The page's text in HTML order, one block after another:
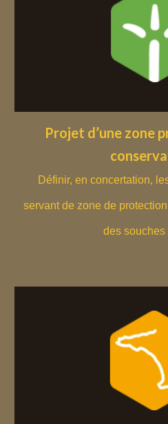
Projet d’une zone
Définir, en concertation,
servant de zone de
des souches